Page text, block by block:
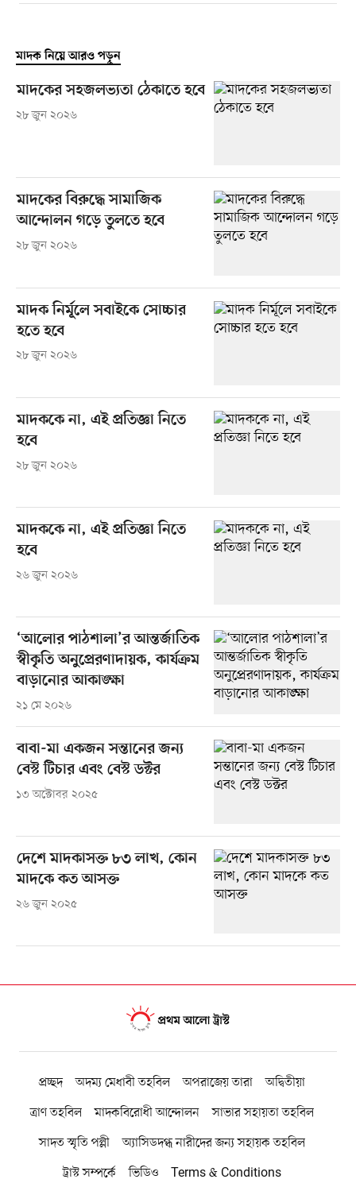
মাদক নিয়ে আরও পড়ুন
মাদকের সহজলভ্যতা ঠেকাতে হবে
২৮ জুন ২০২৬
মাদকের বিরুদ্ধে সামাজিক
আন্দোলন গড়ে তুলতে হবে
২৮ জুন ২০২৬
মাদক নির্মূলে সবাইকে সোচ্চার
হতে হবে
২৮ জুন ২০২৬
মাদককে না, এই প্রতিজ্ঞা নিতে
হবে
২৮ জুন ২০২৬
মাদককে না, এই প্রতিজ্ঞা নিতে
হবে
২৬ জুন ২০২৬
‘আলোর পাঠশালা’র আন্তর্জাতিক
স্বীকৃতি অনুপ্রেরণাদায়ক, কার্যক্রম
বাড়ানোর আকাঙ্ক্ষা
২১ মে ২০২৬
বাবা-মা একজন সন্তানের জন্য
বেস্ট টিচার এবং বেস্ট ডক্টর
১৩ অক্টোবর ২০২৫
দেশে মাদকাসক্ত ৮৩ লাখ, কোন
মাদকে কত আসক্ত
২৬ জুন ২০২৫
প্রচ্ছদ অদম্য মেধাবী তহবিল অপরাজেয় তারা
অদ্বিতীয়া
ত্রাণ তহবিল
মাদকবিরোধী আন্দোলন
সাভার সহায়তা তহবিল
সাদত স্মৃতি পল্লী
অ্যাসিডদগ্ধ নারীদের জন্য সহায়ক তহবিল
ট্রাস্ট সম্পর্কে
ভিডিও Terms & Conditions